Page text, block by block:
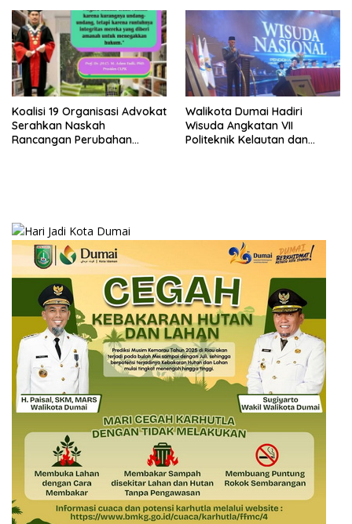
Bersama Kota Dumai
Koalisi 19 Organisasi Advokat
Serahkan Naskah
Rancangan Perubahan
Walikota Dumai Hadiri
Wisuda Angkatan VII
Politeknik Kelautan dan